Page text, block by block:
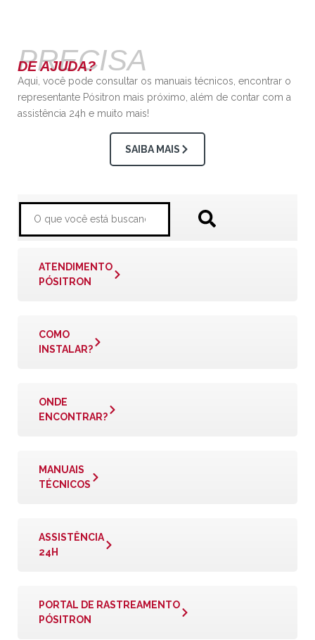
PRECISA
DE AJUDA?
Aqui, você pode consultar os manuais técnicos, encontrar o
representante Pósitron mais próximo, além de contar com a
assistência 24h e muito mais!
SAIBA MAIS
ATENDIMENTO
PÓSITRON
COMO
INSTALAR?
ONDE
ENCONTRAR?
MANUAIS
TÉCNICOS
ASSISTÊNCIA
24H
PORTAL DE RASTREAMENTO
PÓSITRON